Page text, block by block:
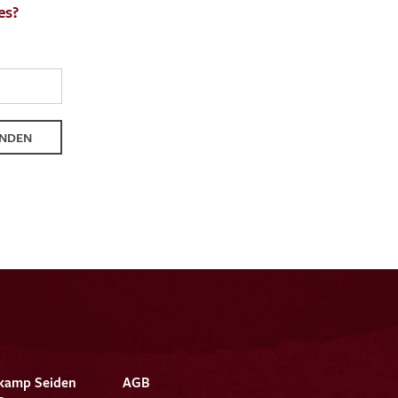
Beantwortung meiner Musteranfrage
Kenntnis genommen und akzeptiere diese.
Seiden
AGB